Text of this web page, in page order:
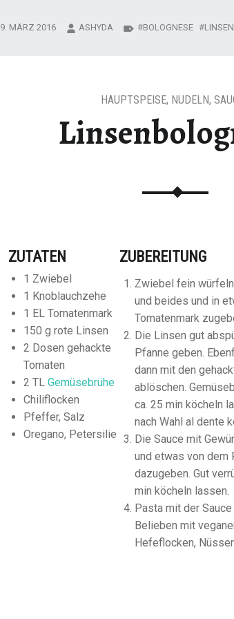
HAUPTSPEISE, NUDELN,
ZUTATEN
1 Zwiebel
1 Knoblauchzehe
1 EL Tomatenmark
150 g rote Linsen
2 Dosen gehackte
Tomaten
2 TLGemüsebrühe
Chiliflocken
Pfeffer, Salz
Oregano, Petersilie
ZUBEREITUNG
Zwiebel fein
und beides und in
Tomatenmark
Die Linsen gut
Pfanne geben.
dann mit den
ablöschen.
ca. 25 min köcheln
nach Wahl al dente
Die Sauce mit
und etwas von
dazugeben. Gut
min köcheln lassen.
Pasta mit der
Belieben mit
Hefeflocken,
9. MÄRZ 2016 ASHYDA BOLOGNESE LINSEN